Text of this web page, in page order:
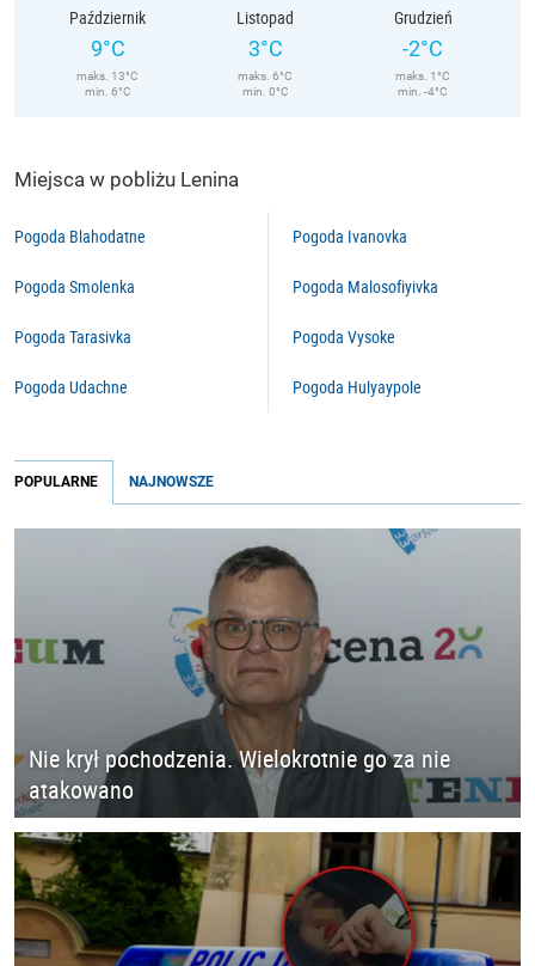
Październik
9°C
maks. 13°C
min. 6°C
Listopad
3°C
maks. 6°C
min. 0°C
Grudzień
-2°C
maks. 1°C
min. -4°C
Miejsca w pobliżu Lenina
Pogoda Blahodatne
Pogoda Smolenka
Pogoda Tarasivka
Pogoda Udachne
Pogoda Ivanovka
Pogoda Malosofiyivka
Pogoda Vysoke
Pogoda Hulyaypole
POPULARNE NAJNOWSZE
Nie krył pochodzenia. Wielokrotnie go za nie
atakowano